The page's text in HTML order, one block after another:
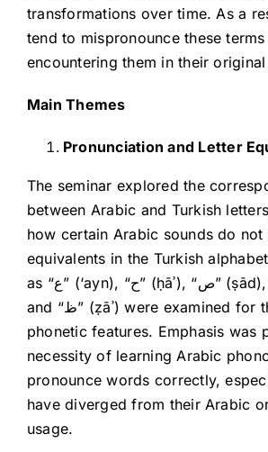
transformations over time. As a
tend to mispronounce these
encountering them in their
Main Themes
Pronunciation and Letter
The seminar explored the
between Arabic and Turkish
how certain Arabic sounds do not
equivalents in the Turkish
as “ع” (‘ayn), “ح” (ḥāʾ), “ص” (ṣād), “ض” (ḍād),
and “ظ” (ẓāʾ) were examined for their unique
phonetic features. Emphasis was
necessity of learning Arabic
pronounce words correctly,
have diverged from their Arabic
usage.